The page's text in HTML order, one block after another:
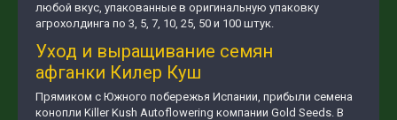
любой вкус, упакованные в оригинальную упаковку
агрохолдинга по 3, 5, 7, 10, 25, 50 и 100 штук.
Уход и выращивание семян
афганки Килер Куш
Прямиком с Южного побережья Испании, прибыли семена
конопли Killer Kush Autoflowering компании Gold Seeds. В